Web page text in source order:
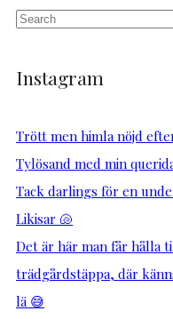
Instagram
Trött men himla nöjd
Tylösand med min
Tack darlings för en
Likisar 🐚
Det är här man får hålla
trädgårdstäppa, där
lä 😅